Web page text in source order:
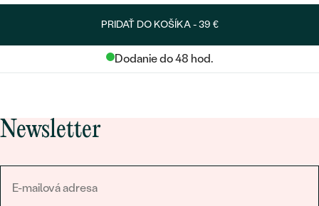
PRIDAŤ DO KOŠÍKA -39 €
Dodanie do 48 hod.
Newsletter